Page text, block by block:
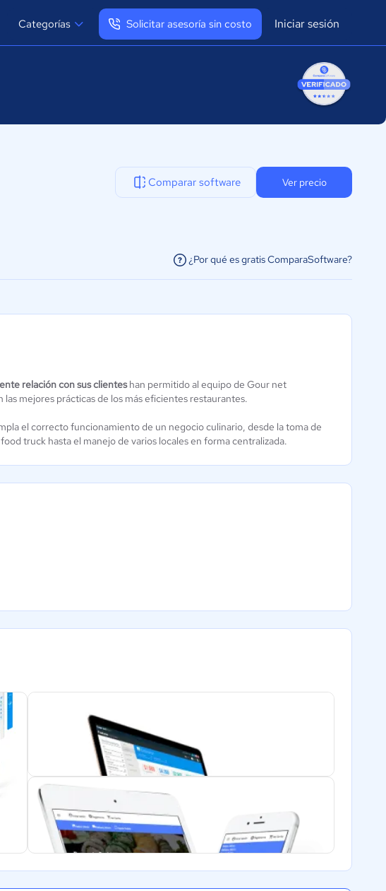
Categorías Solicitar asesoría sin costo Iniciar sesión
Comparar software Ver precio
¿Por qué es gratis ComparaSoftware?
Popapp
Restaurantes
4.9 / 5
relación con sus clienteshan permitido al equipo de Gour net
mejores prácticas de los más eficientes restaurantes.
el correcto funcionamiento de un negocio culinario, desde la toma de
truck hasta el manejo de varios locales en forma centralizada.